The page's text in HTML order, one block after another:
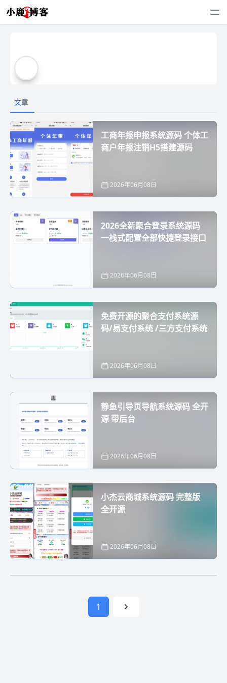
文章
工商年报申报系统源码 个体工
商户年报注销H5搭建源码
2026年06月08日
2026全新聚合登录系统源码
一栈式配置全部快捷登录接口
2026年06月08日
免费开源的聚合支付系统源
码/易支付系统 /三方支付系统
2026年06月08日
静鱼引导页导航系统源码 全开
源 带后台
2026年06月08日
小杰云商城系统源码 完整版
全开源
2026年06月08日
1